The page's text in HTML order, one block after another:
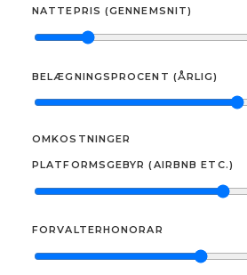
NATTEPRIS (GENNEMSNIT)
BELÆGNINGSPROCENT (ÅRLIG)
OMKOSTNINGER
PLATFORMSGEBYR (AIRBNB ETC.)
FORVALTERHONORAR